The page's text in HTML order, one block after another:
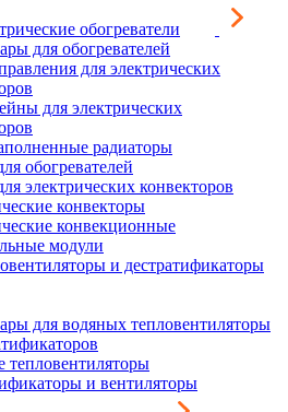
обогреватели
для обогревателей
для электрических
для электрических
радиаторы
обогревателей
электрических конвекторов
конвекторы
конвекционные
модули
и дестратификаторы
для водяных тепловентиляторы
тепловентиляторы
и вентиляторы